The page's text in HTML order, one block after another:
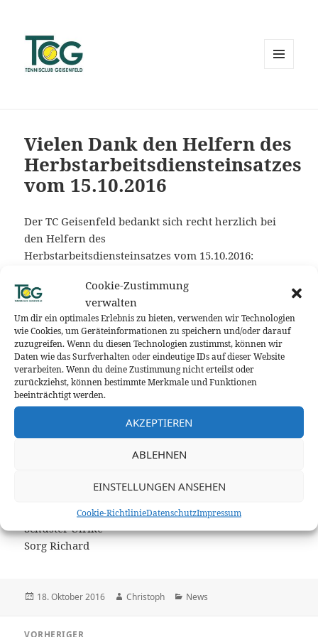
Cookie-Zustimmung
verwalten
Um dir ein optimales Erlebnis zu bieten, verwenden wir Technologien
wie Cookies, um Geräteinformationen zu speichern und/oder darauf
zuzugreifen. Wenn du diesen Technologien zustimmst, können wir
Daten wie das Surfverhalten oder eindeutige IDs auf dieser Website
verarbeiten. Wenn du deine Zustimmung nicht erteilst oder
zurückziehst, können bestimmte Merkmale und Funktionen
beeinträchtigt werden.
AKZEPTIEREN
ABLEHNEN
EINSTELLUNGEN ANSEHEN
Cookie-RichtlinieDatenschutzImpressum
Vielen Dank den Helfern des
Herbstarbeitsdiensteinsatzes
vom 15.10.2016
Der TC Geisenfeld bedankt sich recht herzlich bei
den Helfern des
Herbstarbeitsdiensteinsatzes vom 15.10.2016:
Bauer Florian
Bauer Max
Deml Jürgen
Deml Matthias
Ehler Dirk
Fernandez Iván
Hagl Christoph
Köstler Edi
Link Holger
Schmidl Ulrike
Schultz Georg
Schuster Ulrike
Sorg Richard
Veröffentlicht
18. Oktober 2016 Autor
Christoph Kategorien
News